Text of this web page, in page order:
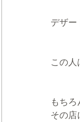
デザー
この
もち
その店